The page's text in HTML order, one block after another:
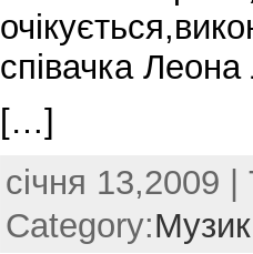
співачка
[…]
січня 13,2009 |
Category: